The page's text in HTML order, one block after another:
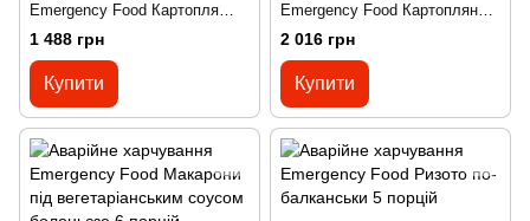
Emergency Food Картопля
тушкована з цибулею 6 порцій
1 488 грн
Купити
Emergency Food Картопляне
рагу з яловичиною та
зеленою квасолею 5 порцій
2 016 грн
Купити